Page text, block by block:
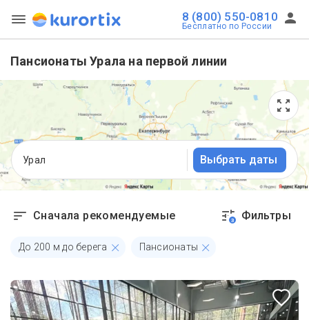
8 (800) 550-0810
Бесплатно по России
Пансионаты Урала на первой линии
Урал Выбрать даты
Сначала рекомендуемые 3 Фильтры
До 200 м до берега Пансионаты